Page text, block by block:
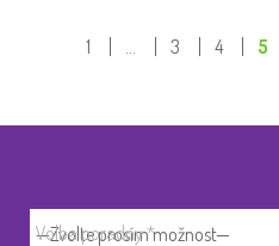
1 … 3 4 5
Volba poradny*